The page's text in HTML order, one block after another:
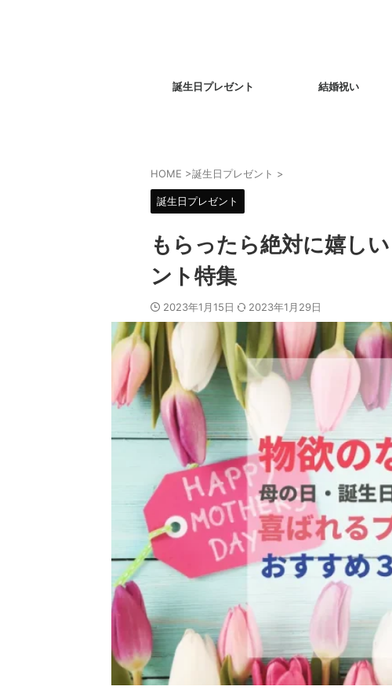
誕生日プレゼント 結婚祝い
HOME >誕生日プレゼント >
誕生日プレゼント
もらったら絶対に嬉し
ント特集
2023年1月15日 2023年1月29日